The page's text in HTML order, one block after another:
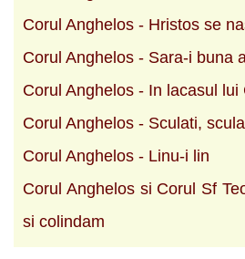
Corul Anghelos - Hristos se
Corul Anghelos - Sara-i buna
Corul Anghelos - In lacasul lui
Corul Anghelos - Sculati,
Corul Anghelos - Linu-i lin
Corul Anghelos si Corul Sf
si colindam